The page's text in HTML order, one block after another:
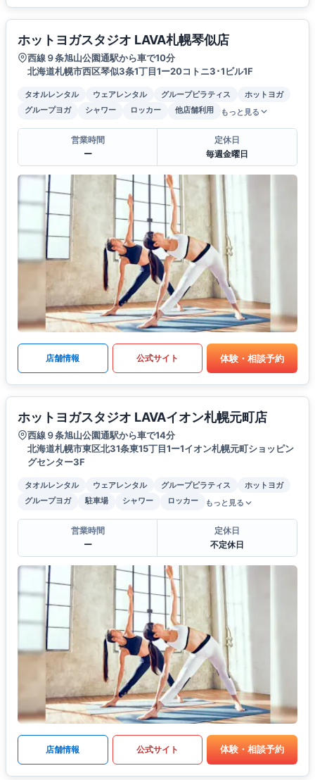
ホットヨガスタジオ LAVA札幌琴似店
西線９条旭山公園通駅から車で10分
北海道札幌市西区琴似3条1丁目1ー20コトニ3･1ビル1F
タオルレンタル ウェアレンタル グループピラティス
ホットヨガ
グループヨガ
シャワー ロッカー 他店舗利用 もっと見る
営業時間
ー
定休日
毎週金曜日
店舗情報 公式サイト 体験・相談予約
ホットヨガスタジオ LAVAイオン札幌元町店
西線９条旭山公園通駅から車で14分
北海道札幌市東区北31条東15丁目1ー1イオン札幌元町ショッピン
グセンター3F
タオルレンタル ウェアレンタル グループピラティス
ホットヨガ
グループヨガ
駐車場 シャワー ロッカー もっと見る
営業時間
ー
定休日
不定休日
店舗情報 公式サイト 体験・相談予約